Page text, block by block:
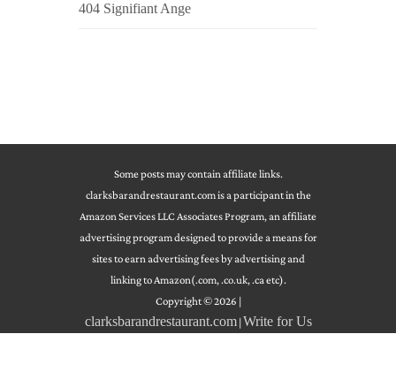
404 Signifiant Ange
Some posts may contain affiliate links.
clarksbarandrestaurant.com is a participant in the
Amazon Services LLC Associates Program, an affiliate
advertising program designed to provide a means for
sites to earn advertising fees by advertising and
linking to Amazon(.com, .co.uk, .ca etc).
Copyright © 2026 |
clarksbarandrestaurant.com|Write for Us